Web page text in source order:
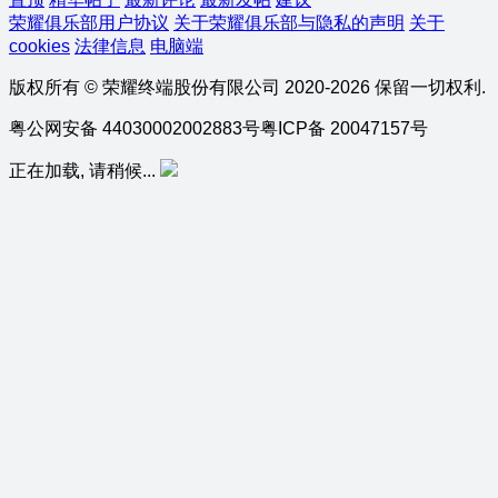
荣耀俱乐部用户协议 关于荣耀俱乐部与隐私的声明 关于
cookies 法律信息 电脑端
版权所有 © 荣耀终端股份有限公司 2020-2026 保留一切权利.
粤公网安备 44030002002883号粤ICP备 20047157号
正在加载, 请稍候...